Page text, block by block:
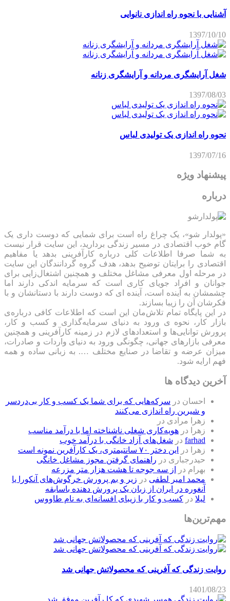
آشنایی با نحوه راه اندازی نانوایی
1397/10/10
شغل آرایشگری مردانه و آرایشگری زنانه
1397/08/03
نحوه راه اندازی یک تولیدی لباس
1397/07/16
پیشنهاد ویژه
درباره
«پولدار شو»، یک چراغ راه است برای شمایی که دوست داری یک
گام خوب اقتصادی در مسیر زندگی بردارید، این سایت قرار نیست
به شما صرفا اطلاعات کلی درباره کارآفرینی بدهد یا مفاهیم
اقتصادی را برایتان توضیح بدهد، هدف گروه گردانندگان این سایت
در مرحله اول معرفی مشاغل مختلف و همچنین اشتغال‌زایی برای
جوانان و افراد جویای کاری است که سرمایه اندکی دارند اما
چشمشان به آینده است، آینده ای که دوست دارند با دستانشان و با
فکرشان آن را زیبا بسازند.
در این پایگاه تمام تلاش‌مان این است که ‌اطلاعات کافی درباره‌ی
بازار کار، نحوه ی ورود به دنیای سرمایه‌گذاری و کسب و کار،
پرورش توانایی‌ها و استعدادهای لازم در زمینه کارآفرینی و همچنین
معرفی بازارهای جهانی، چگونگی ورود به دنیای واردات و صادرات،
میزان عرضه و تقاضا در صنایع مختلف …. به زبانی ساده و همه
فهم ارایه شود.
آخرین دیدگاه ها
احسان در سرکه‌هایی که برای شما یک کسب و کار بی‌دردسر
و شیرین راه اندازی می‌کنند
زهرا مرادی در
زهرا
در هویه‌کاری شغلی ناشناخته اما با درآمد مناسب
farhad در شغل‌های آزاد خانگی با درآمد خوب
زهرا
در
این دختر ۷۰ سانتیمتری، یک کارآفرین نمونه است
حیدرجباری در راهنمای گرفتن مجوز مشاغل خانگی
بهرام در
از سه جوجه تا هشت هزار متر مزرعه
محمد امیر لطفی در زیر و بم پرورش خرگوش‌های آنکورا یا
آنغوره در ایران از زبان یک پرورش دهنده باسابقه
لیلا در کسب و کار با زیبای افسانه‌ای به نام طاووس
مهم‌ترین‌ها
روایت زندگی که آفرینی که محصولاتش جهانی شد
1401/08/23